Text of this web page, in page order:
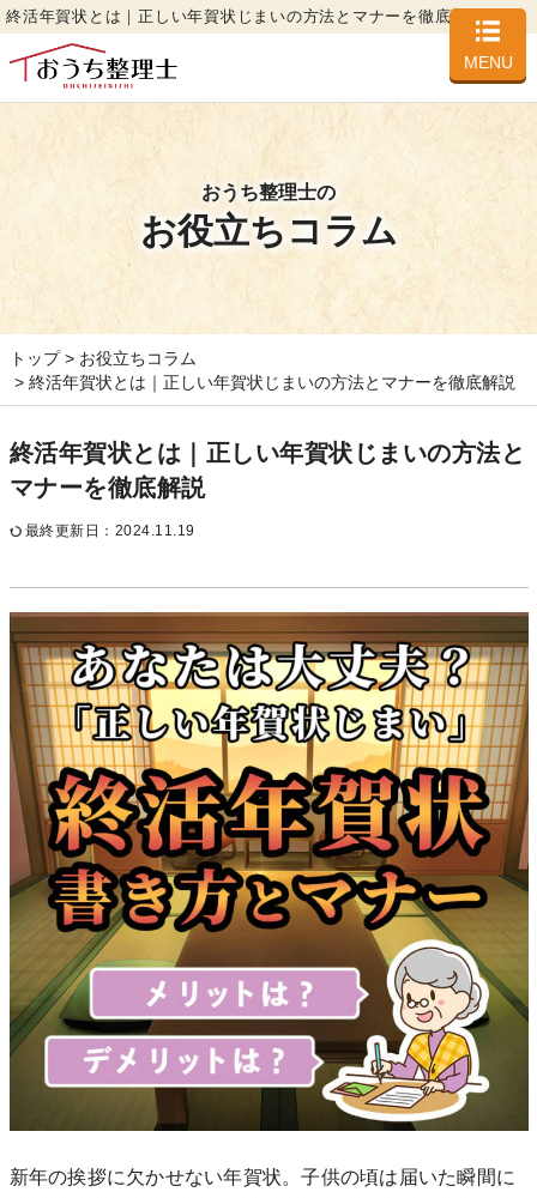
終活年賀状とは｜正しい年賀状じまいの方法とマナーを徹底解説
MENU
おうち整理士の
お役立ちコラム
トップ
お役立ちコラム
終活年賀状とは｜正しい年賀状じまいの方法とマナーを徹底解説
終活年賀状とは｜正しい年賀状じまいの方法と
マナーを徹底解説
最終更新日：2024.11.19
新年の挨拶に欠かせない年賀状。子供の頃は届いた瞬間に